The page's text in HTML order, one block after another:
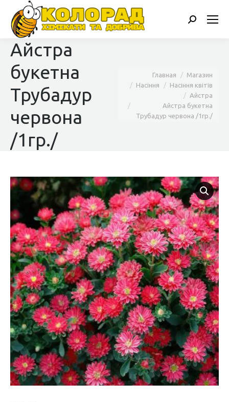
Поиск:
Айстра
букетна
Трубадур
червона
/1гр./
Вы здесь:Главная
Магазин
Насіння
Насіння квітів
Айстра
Айстра букетна
Трубадур червона /1гр./